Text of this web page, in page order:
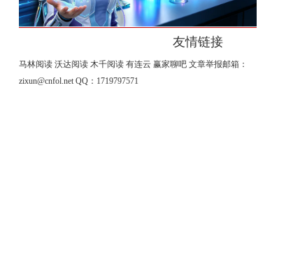
让很多人意外！
友情链接
马林阅读 沃达阅读 木千阅读 有连云 赢家聊吧 文章举报邮箱：
zixun@cnfol.net QQ：1719797571